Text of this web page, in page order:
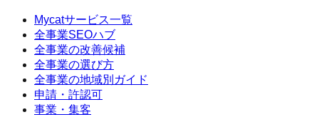
Mycatサービス一覧
全事業SEOハブ
全事業の改善候補
全事業の選び方
全事業の地域別ガイド
申請・許認可
事業・集客